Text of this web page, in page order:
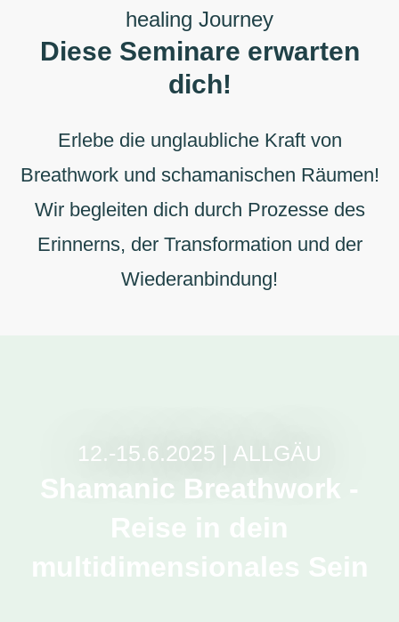
healing Journey
Diese Seminare erwarten
dich!
Erlebe die unglaubliche Kraft von
Breathwork und schamanischen Räumen!
Wir begleiten dich durch Prozesse des
Erinnerns, der Transformation und der
Wiederanbindung!
12.-15.6.2025 | ALLGÄU
Shamanic Breathwork -